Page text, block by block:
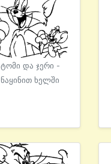
ტომი და ჯერი -
ნაყინით ხელში